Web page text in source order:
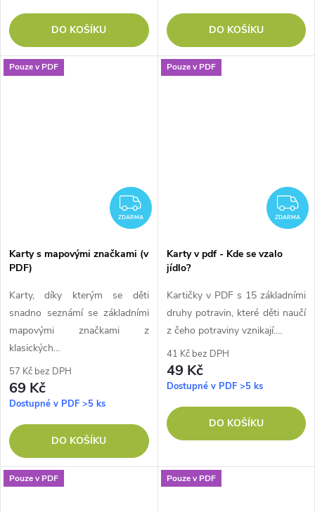
DO KOŠÍKU DO KOŠÍKU
Pouze v PDF
ZDARMA
ZDARMA
Karty s mapovými značkami (v
PDF)
Karty, díky kterým se děti
snadno seznámí se základními
mapovými značkami z
klasických…
57 Kč bez DPH
69 Kč
Dostupné v PDF >5 ks
DO KOŠÍKU
Pouze v PDF
ZDARMA
Karty v pdf - Kde se vzalo
jídlo?
Kartičky v PDF s 15 základními
druhy potravin, které děti naučí
z čeho potraviny vznikají.…
41 Kč bez DPH
49 Kč
Dostupné v PDF >5 ks
DO KOŠÍKU
Pouze v PDF Pouze v PDF